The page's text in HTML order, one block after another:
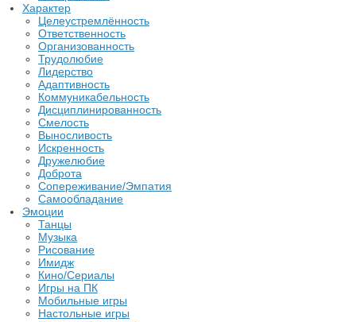
Характер
Целеустремлённость
Ответственность
Организованность
Трудолюбие
Лидерство
Адаптивность
Коммуникабельность
Дисциплинированность
Смелость
Выносливость
Искренность
Дружелюбие
Доброта
Сопереживание/Эмпатия
Самообладание
Эмоции
Танцы
Музыка
Рисование
Имидж
Кино/Сериалы
Игры на ПК
Мобильные игры
Настольные игры